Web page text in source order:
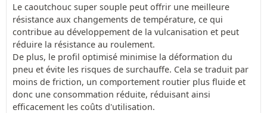
Le caoutchouc super souple peut offrir une meilleure
résistance aux changements de température, ce qui
contribue au développement de la vulcanisation et peut
réduire la résistance au roulement.
De plus, le profil optimisé minimise la déformation du
pneu et évite les risques de surchauffe. Cela se traduit par
moins de friction, un comportement routier plus fluide et
donc une consommation réduite, réduisant ainsi
efficacement les coûts d'utilisation.